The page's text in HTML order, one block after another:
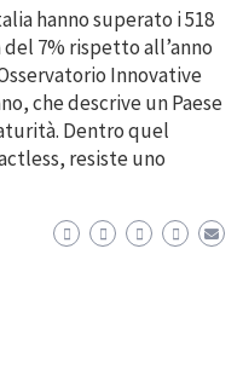
hanno superato i 518
7% rispetto all’anno
Innovative
che descrive un Paese
Dentro quel
resiste uno